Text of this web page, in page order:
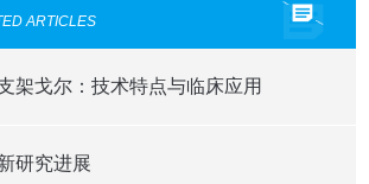
ARTICLES
架戈尔：技术特点与临床应用
研究进展